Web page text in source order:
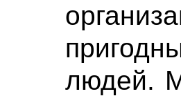
людей.